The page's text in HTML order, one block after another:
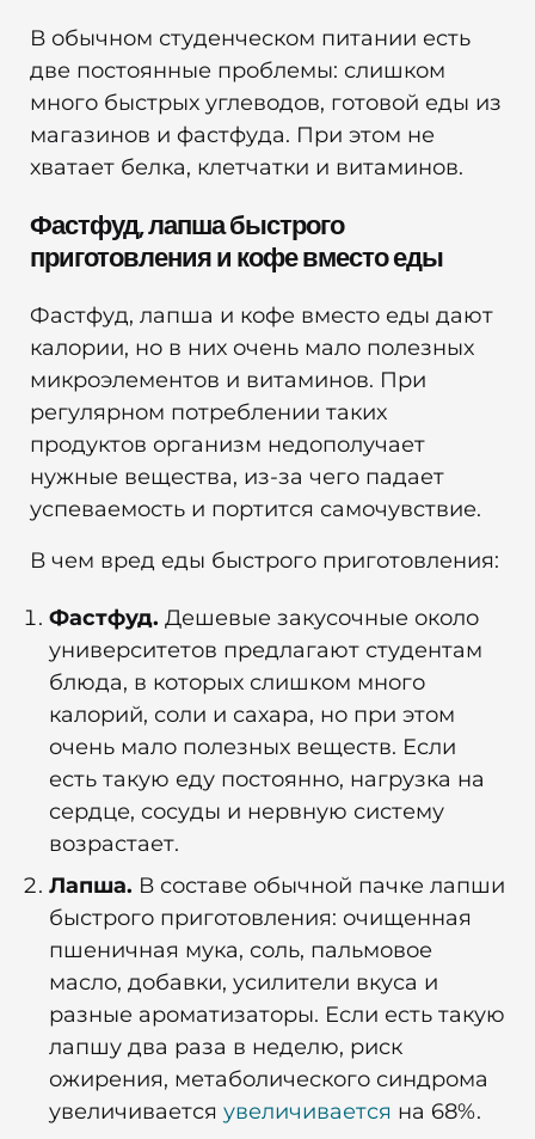
В обычном студенческом питании есть
две постоянные проблемы: слишком
много быстрых углеводов, готовой еды из
магазинов и фастфуда. При этом не
хватает белка, клетчатки и витаминов.
Фастфуд, лапша быстрого
приготовления и кофе вместо еды
Фастфуд, лапша и кофе вместо еды дают
калории, но в них очень мало полезных
микроэлементов и витаминов. При
регулярном потреблении таких
продуктов организм недополучает
нужные вещества, из-за чего падает
успеваемость и портится самочувствие.
В чем вред еды быстрого приготовления:
Фастфуд. Дешевые закусочные около
университетов предлагают студентам
блюда, в которых слишком много
калорий, соли и сахара, но при этом
очень мало полезных веществ. Если
есть такую еду постоянно, нагрузка на
сердце, сосуды и нервную систему
возрастает.
Лапша. В составе обычной пачке лапши
быстрого приготовления: очищенная
пшеничная мука, соль, пальмовое
масло, добавки, усилители вкуса и
разные ароматизаторы. Если есть такую
лапшу два раза в неделю, риск
ожирения, метаболического синдрома
увеличивается увеличивается на 68%.